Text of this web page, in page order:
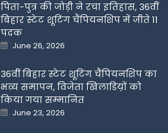
पिता-पुत्र की जोड़ी ने रचा इतिहास, 36वीं
बिहार स्टेट शूटिंग चैंपियनशिप में जीते 11
पदक
Posted
on
June 26, 2026
36वीं बिहार स्टेट शूटिंग चैंपियनशिप का
भव्य समापन, विजेता खिलाडिय़ों को
किया गया सम्मानित
Posted
on
June 23, 2026